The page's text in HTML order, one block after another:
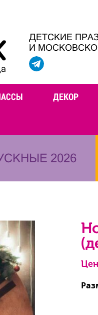
ДЕТСКИЕ
И
ДЕКОР
2026